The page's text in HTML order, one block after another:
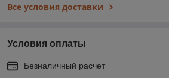
Все условия доставки
Условия оплаты
Безналичный расчет